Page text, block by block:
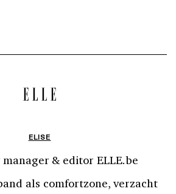
ELISE
& editor ELLE.be
als comfortzone, verzacht